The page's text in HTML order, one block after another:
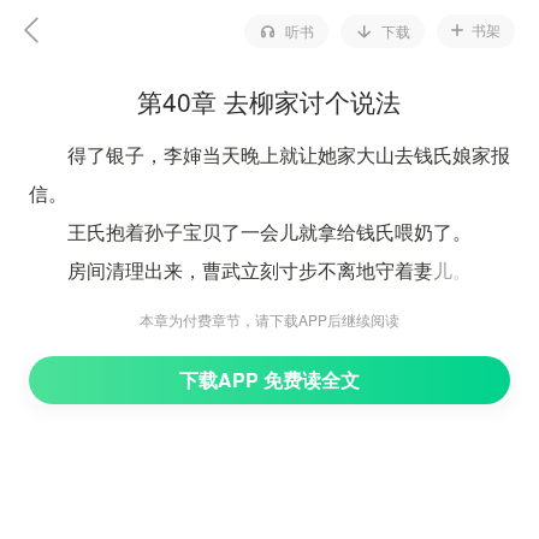
听书 下载 书架
第40章 去柳家讨个说法
得了银子，李婶当天晚上就让她家大山去钱氏娘家报
信。
王氏抱着孙子宝贝了一会儿就拿给钱氏喂奶了。
房间清理出来，曹武立刻寸步不离地守着妻儿。
王氏找到春喜：“柳家说了还会来闹事，你若不想你
罪。”
本章为付费章节，请下载APP后继续阅读
下载APP 免费读全文